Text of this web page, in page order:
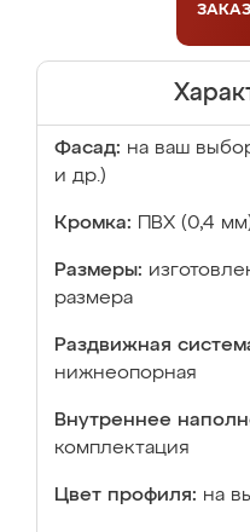
Фасад: на ваш
и др.)
Кромка: ПВХ (0,4
Размеры:
размера
Раздвижная
нижнеопорная
Внутреннее
комплектация
Цвет профиля: на